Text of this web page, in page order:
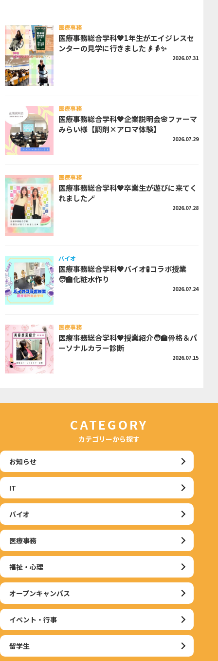
医療事務
医療事務総合学科💖1年生がエイジレスセ
ンターの見学に行きました👴👵✨
2026.07.31
医療事務
医療事務総合学科💖企業説明会🌸ファーマ
みらい様【調剤×アロマ体験】
2026.07.29
医療事務
医療事務総合学科💖卒業生が遊びに来てく
れました🪄
2026.07.28
バイオ
医療事務総合学科💖バイオ🧪コラボ授業
🧑‍🏫化粧水作り
2026.07.24
医療事務
医療事務総合学科💖授業紹介🧑‍🏫骨格＆パ
ーソナルカラー診断
2026.07.15
CATEGORY
カテゴリーから探す
お知らせ
IT
バイオ
医療事務
福祉・心理
オープンキャンパス
イベント・行事
留学生